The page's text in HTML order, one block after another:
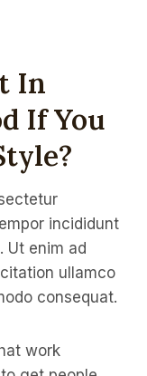
In
If You
incididunt
Ut enim ad
ullamco
consequat.
work